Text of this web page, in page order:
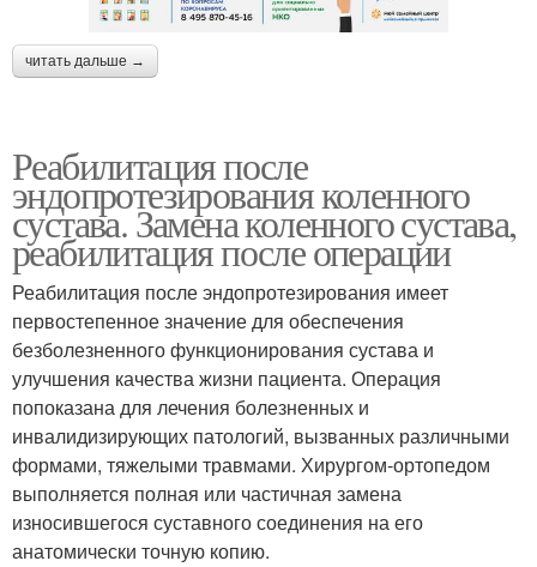
читать дальше →
Реабилитация после
эндопротезирования коленного
сустава. Замена коленного сустава,
реабилитация после операции
Реабилитация после эндопротезирования имеет
первостепенное значение для обеспечения
безболезненного функционирования сустава и
улучшения качества жизни пациента. Операция
попоказана для лечения болезненных и
инвалидизирующих патологий, вызванных различными
формами, тяжелыми травмами. Хирургом-ортопедом
выполняется полная или частичная замена
износившегося суставного соединения на его
анатомически точную копию.